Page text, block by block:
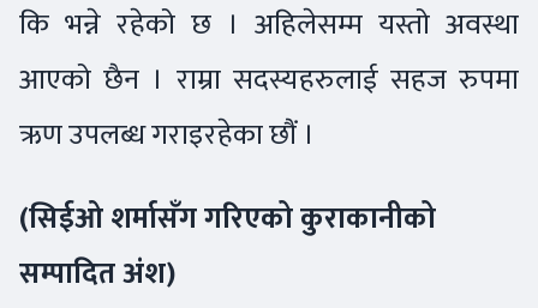
कि भन्ने रहेको छ । अहिलेसम्म यस्तो अवस्था
आएको छैन । राम्रा सदस्यहरुलाई सहज रुपमा
ऋण उपलब्ध गराइरहेका छौं ।
(सिईओ शर्मासँग गरिएको कुराकानीको
सम्पादित अंश)